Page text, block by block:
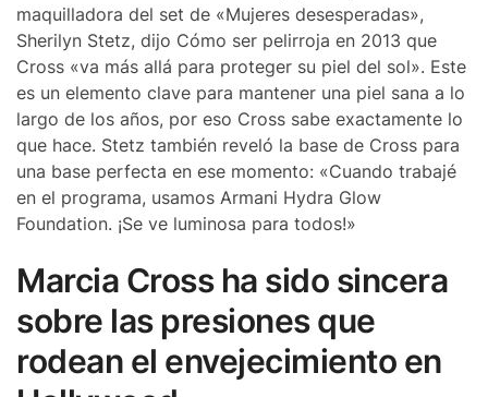
maquilladora del set de «Mujeres desesperadas»,
Sherilyn Stetz, dijo Cómo ser pelirroja en 2013 que
Cross «va más allá para proteger su piel del sol». Este
es un elemento clave para mantener una piel sana a lo
largo de los años, por eso Cross sabe exactamente lo
que hace. Stetz también reveló la base de Cross para
una base perfecta en ese momento: «Cuando trabajé
en el programa, usamos Armani Hydra Glow
Foundation. ¡Se ve luminosa para todos!»
Marcia Cross ha sido sincera
sobre las presiones que
rodean el envejecimiento en